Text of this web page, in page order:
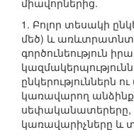
միավորներից.
1. Բոլոր տեսակի
մեծ) և
գործունեություն
ընկերություններն
կառավարող
սեփականատերերը,
կառավարիչները և